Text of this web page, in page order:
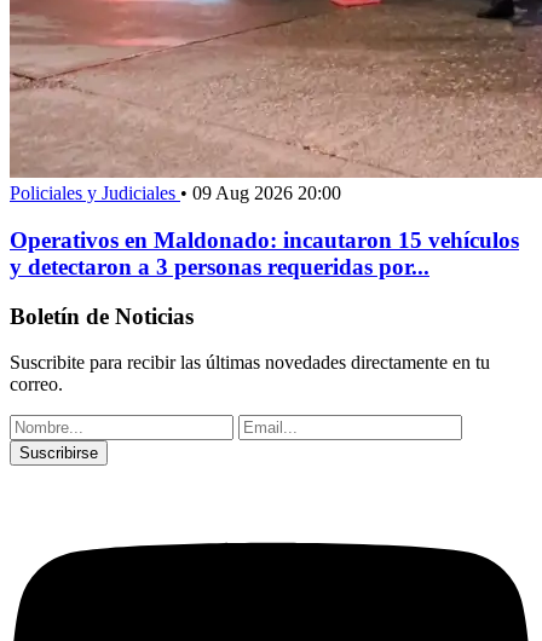
Policiales y Judiciales • 09 Aug 2026 20:00
Operativos en Maldonado: incautaron 15 vehículos
y detectaron a 3 personas requeridas por...
Boletín de Noticias
Suscribite para recibir las últimas novedades directamente en tu
correo.
Suscribirse